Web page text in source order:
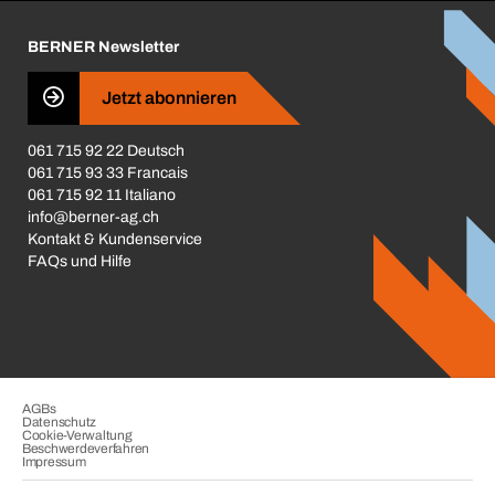
Business Conduct
BERNER Newsletter
Jetzt abonnieren
061 715 92 22 Deutsch
061 715 93 33 Francais
061 715 92 11 Italiano
info@berner-ag.ch
Kontakt & Kundenservice
FAQs und Hilfe
AGBs
Datenschutz
Cookie-Verwaltung
Beschwerdeverfahren
Impressum